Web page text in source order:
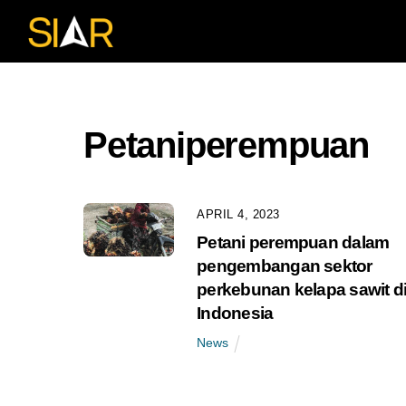
Petaniperempuan
APRIL 4, 2023
Petani perempuan dalam
pengembangan sektor
perkebunan kelapa sawit di
Indonesia
News